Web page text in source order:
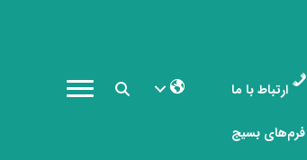
ارتباط با ما
فرم‌های بسیج